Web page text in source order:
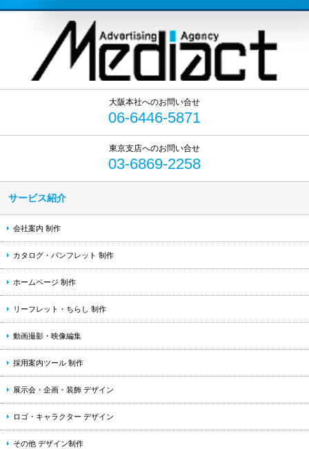
06-6446-5871
03-6869-2258
サービス紹介
会社案内 制作
カタログ・パンフレット 制作
ホームページ 制作
リーフレット・ちらし 制作
動画撮影・映像編集
採用案内ツール 制作
展示会・企画・装飾 デザイン
ロゴ・キャラクター デザイン
その他 デザイン制作